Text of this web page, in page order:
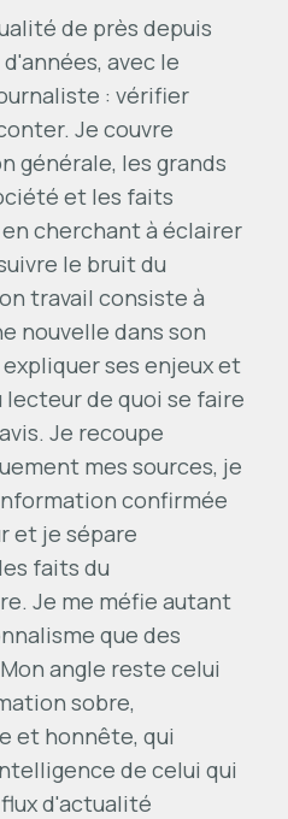
de près depuis
avec le
: vérifier
Je couvre
générale, les grands
et les faits
cherchant à éclairer
le bruit du
travail consiste à
nouvelle dans son
ses enjeux et
lecteur de quoi se faire
Je recoupe
mes sources, je
confirmée
et je sépare
faits du
Je me méfie autant
que des
angle reste celui
sobre,
et honnête, qui
de celui qui
d'actualité